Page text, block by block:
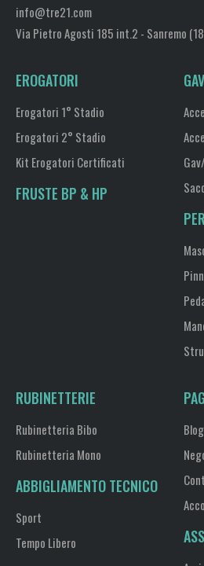
info@tre21.com
Via Pietro Agosti 185 int.2 - Sanremo
EROGATORI
Erogatori 1° Stadio
Erogatori 2° Stadio
Kit Erogatori Certificati
FRUSTE BP & HP
RUBINETTERIE
Rubinetteria Bibo
Rubinetteria Mono
ABBIGLIAMENTO TECNICO
Sport
Tempo Libero
Blog